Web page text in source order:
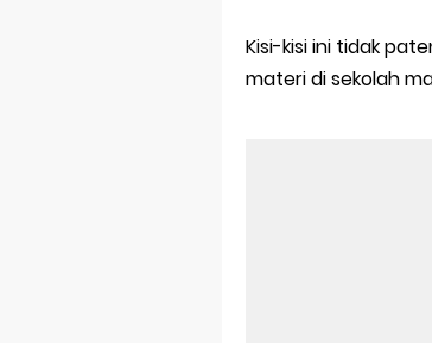
Kisi-kisi ini tidak
materi di sekolah